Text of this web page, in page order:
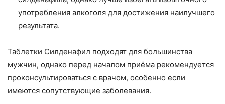
употребления алкоголя для достижения наилучшего
результата.
Таблетки Силденафил подходят для большинства
мужчин, однако перед началом приёма рекомендуется
проконсультироваться с врачом, особенно если
имеются сопутствующие заболевания.